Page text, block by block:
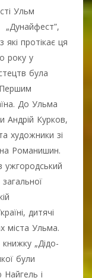
Ульм
„Дунайфест”,
які протікає ця
року у
була
До Ульма
Андрій Курков,
художники зі
Романишин.
ужгородський
дитячі
міста Ульма.
„Дідо-
були
і